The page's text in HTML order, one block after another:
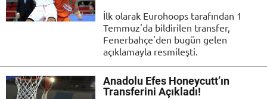
İlk olarak Eurohoops tarafından 1
Temmuz'da bildirilen transfer,
Fenerbahçe'den bugün gelen
açıklamayla resmileşti.
Anadolu Efes Honeycutt’ın
Transferini Açıkladı!